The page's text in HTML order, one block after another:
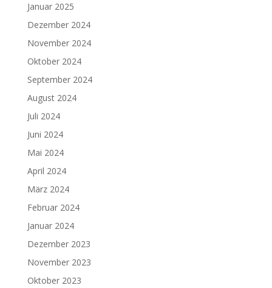
Januar 2025
Dezember 2024
November 2024
Oktober 2024
September 2024
August 2024
Juli 2024
Juni 2024
Mai 2024
April 2024
März 2024
Februar 2024
Januar 2024
Dezember 2023
November 2023
Oktober 2023